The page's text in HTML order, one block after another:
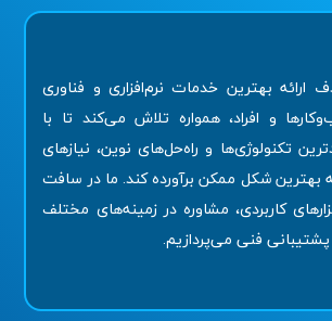
ارائه بهترین خدمات نرم‌افزاری و فناوری
و افراد، همواره تلاش می‌کند تا با
تکنولوژی‌ها و راه‌حل‌های نوین، نیازهای
بهترین شکل ممکن برآورده کند. ما در سافت
کاربردی، مشاوره در زمینه‌های مختلف
فنی می‌پردازیم.